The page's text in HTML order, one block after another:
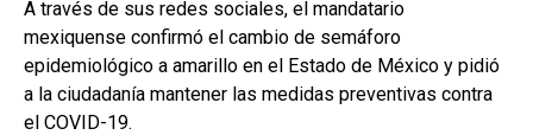
A través de sus redes sociales, el mandatario
mexiquense confirmó el cambio de semáforo
epidemiológico a amarillo en el Estado de México y pidió
a la ciudadanía mantener las medidas preventivas contra
el COVID-19.